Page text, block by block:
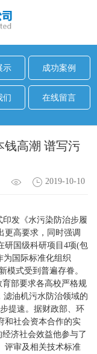
示 成功案例
们 在线留言
钱高潮 谱写污
2019-10-10
发《水污染防治步履
更高要求，同时强调
研国级科研项目4项(包
为国际标准化组织
模式受到普遍存眷。
育部要求各高校严格规
滤油机污水防治领域的
提速。据财政部、环
和社会资本合作的实
济社会效益他参与了
评审及相关技术标准